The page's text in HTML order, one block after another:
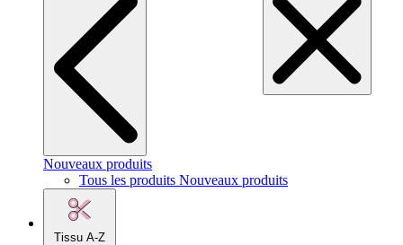
Nouveaux produits
Tous les produits Nouveaux produits
Tissu A-Z